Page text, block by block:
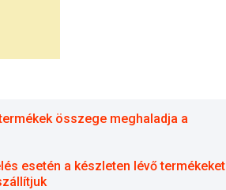
összege meghaladja a
esetén a készleten lévő termékeket